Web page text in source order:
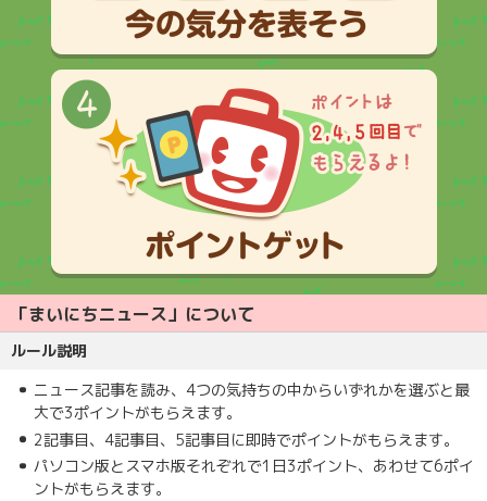
「まいにちニュース」について
ルール説明
ニュース記事を読み、4つの気持ちの中からいずれかを選ぶと最
大で3ポイントがもらえます。
2記事目、4記事目、5記事目に即時でポイントがもらえます。
パソコン版とスマホ版それぞれで1日3ポイント、あわせて6ポイ
ントがもらえます。